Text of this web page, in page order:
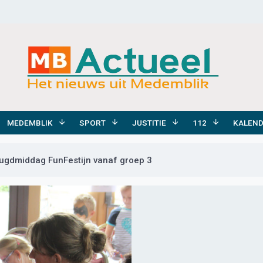
MEDEMBLIK SPORT JUSTITIE 112
FunFestijn vanaf groep 3